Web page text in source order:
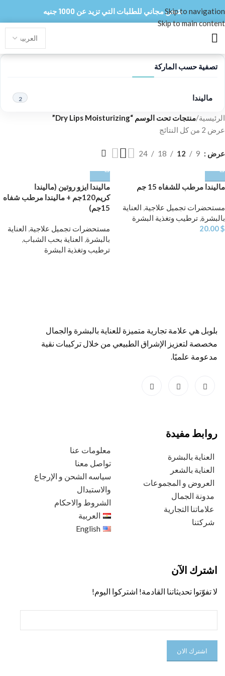
Skip to navigation
Skip to main content
شحن مجاني للطلبات التي تزيد عن 1000 جنيه
تصفية حسب الماركة
ماليندا 2
الرئيسية/منتجات تحت الوسم “Dry Lips Moisturizing”
عرض ⁦2⁩ من كل النتائج
عرض 9
12
18
24
ماليندا مرطب للشفاه 15 جم
مستحضرات تجميل علاجية, العناية
بالبشرة, ترطيب وتغذية البشرة
20.00$
ماليندا ايزو روتين (ماليندا
كريم120جم + ماليندا مرطب شفاه
15جم)
مستحضرات تجميل علاجية, العناية
بالبشرة, العناية بحب الشباب,
ترطيب وتغذية البشرة
بلوبل هي علامة تجارية متميزة للعناية بالبشرة والجمال
مخصصة لتعزيز الإشراق الطبيعي من خلال تركيبات نقية
مدعومة علميًا.
روابط مفيدة
العناية بالبشرة
العناية بالشعر
العروض و المجموعات
مدونة الجمال
علاماتنا التجارية
شركتنا
معلومات عنا
تواصل معنا
سياسه الشحن و الإرجاع
والاستبدال
الشروط والاحكام
العربية
English
اشترك الآن
لا تفوّتوا تحديثاتنا القادمة! اشتركوا اليوم!